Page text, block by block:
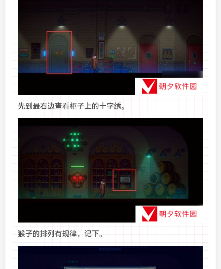
先到最右边查看柜子上的十字绣。
猴子的排列有规律，记下。